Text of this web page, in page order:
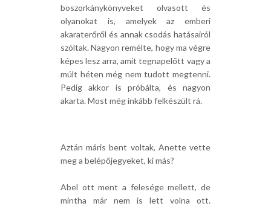
boszorkánykönyveket olvasott és
olyanokat is, amelyek az emberi
akaraterőről és annak csodás hatásairól
szóltak. Nagyon remélte, hogy ma végre
képes lesz arra, amit tegnapelőtt vagy a
múlt héten még nem tudott megtenni.
Pedig akkor is próbálta, és nagyon
akarta. Most még inkább felkészült rá.
Aztán máris bent voltak, Anette vette
meg a belépőjegyeket, ki más?
Abel ott ment a felesége mellett, de
mintha már nem is lett volna ott.